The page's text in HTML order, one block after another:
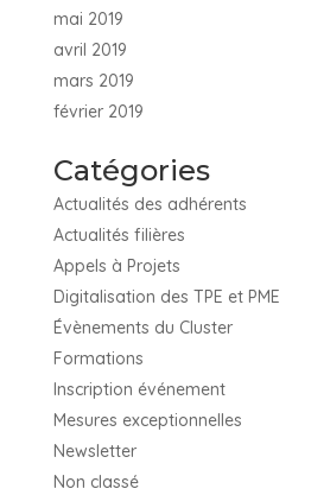
mai 2019
avril 2019
mars 2019
février 2019
Catégories
Actualités des adhérents
Actualités filières
Appels à Projets
Digitalisation des TPE et PME
Évènements du Cluster
Formations
Inscription événement
Mesures exceptionnelles
Newsletter
Non classé